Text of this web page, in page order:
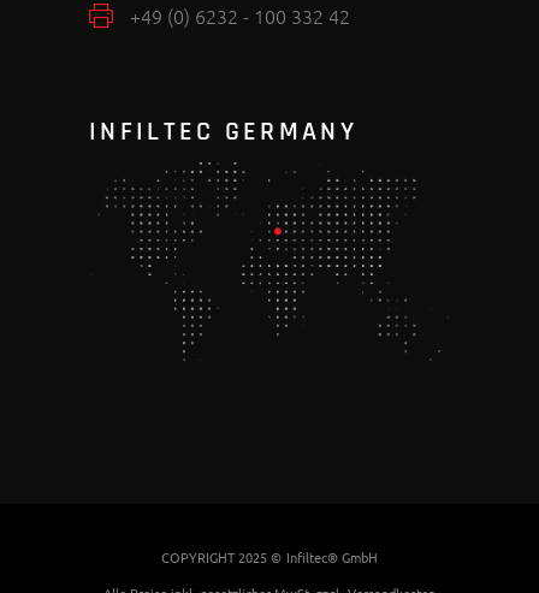
+49 (0) 6232 - 100 332 42
INFILTEC GERMANY
COPYRIGHT 2025 © Infiltec® GmbH